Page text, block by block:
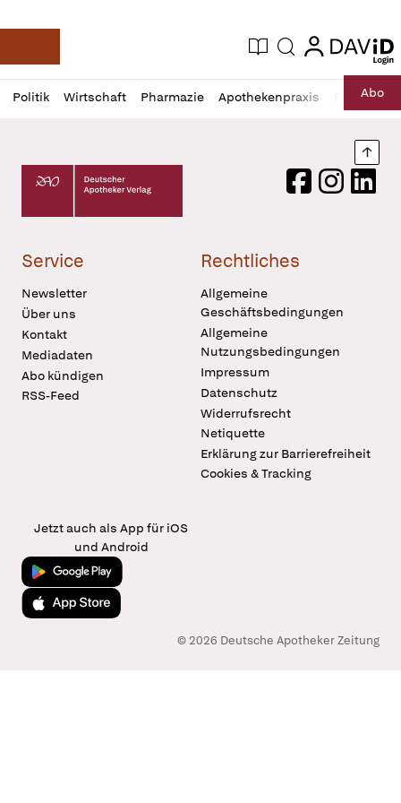
Deutsche Apotheker Zeitung
Aktuelle Ausgabe
Suche login
login
Politik Wirtschaft Pharmazie Apothekenpraxis RechtAbo
Profil
öffnen
Daz
Pur
Deutscher Apotheker Verlag Logo
FacebookInstagram
Service
Newsletter
Über uns
Kontakt
Mediadaten
Abo kündigen
RSS-Feed
Rechtliches
Allgemeine
Geschäftsbedingungen
Allgemeine
Nutzungsbedingungen
Impressum
Datenschutz
Widerrufsrecht
Netiquette
Erklärung zur Barrierefreiheit
Cookies & Tracking
Jetzt auch als App für iOS
und Android
Jetzt bei Google Play
Laden im App Store
© 2026 Deutsche Apotheker Zeitung